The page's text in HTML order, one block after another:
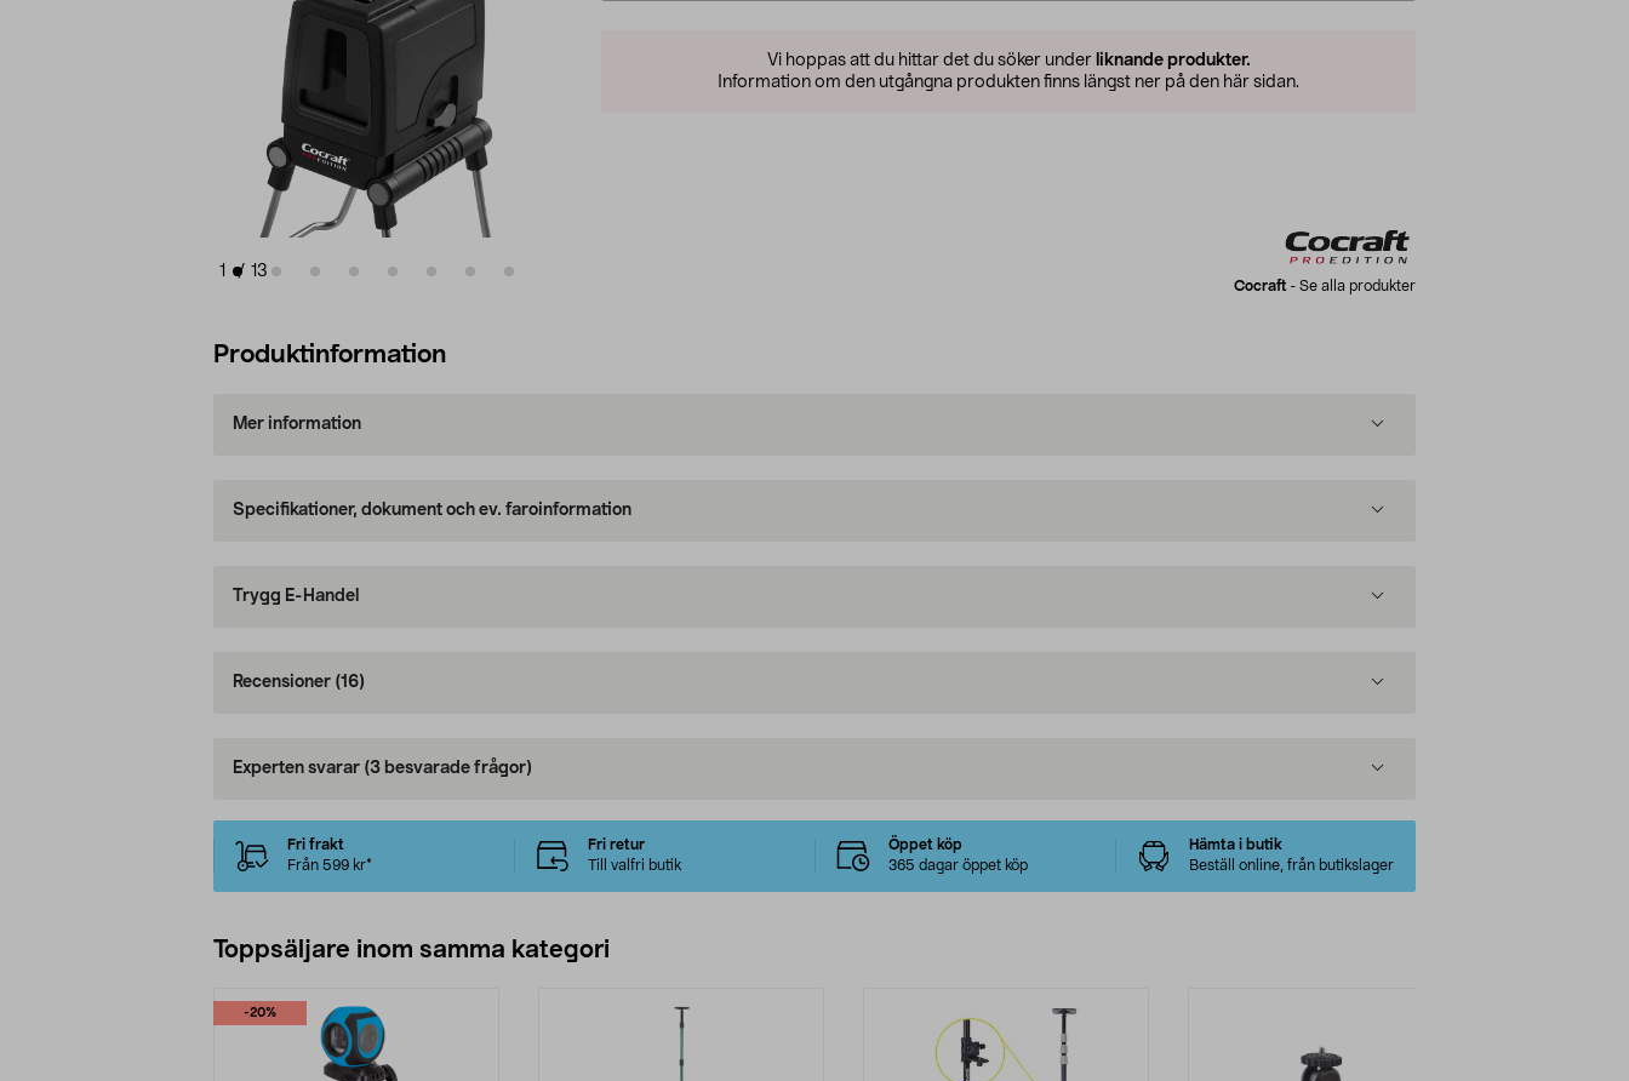
1 / 13
Vi hoppas att du hittar det du söker under liknande produkter.
Information om den utgångna produkten finns längst ner på den här sidan.
Cocraft - Se alla produkter
Produktinformation
Mer information
Specifikationer, dokument och ev. faroinformation
Trygg E-Handel
Recensioner (16)
Experten svarar (3 besvarade frågor)
Fri frakt
Från 599 kr*
Fri retur
Till valfri butik
Öppet köp
365 dagar öppet köp
Hämta i butik
Beställ online, från butikslager
Toppsäljare inom samma kategori
-20%